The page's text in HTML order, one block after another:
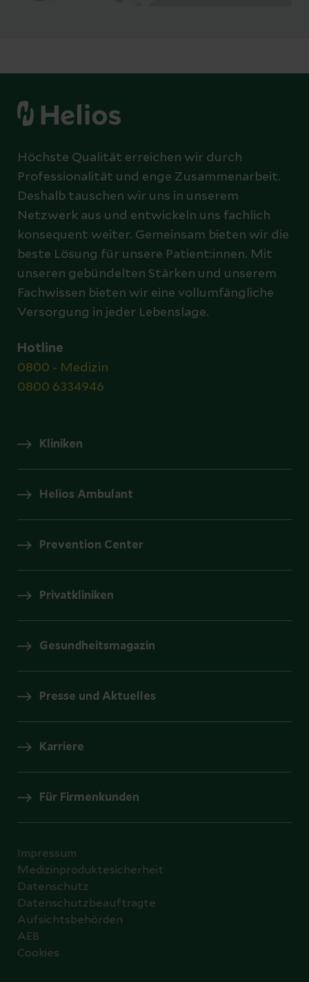
Höchste Qualität erreichen wir durch
Professionalität und enge Zusammenarbeit.
Deshalb tauschen wir uns in unserem
Netzwerk aus und entwickeln uns fachlich
konsequent weiter. Gemeinsam bieten wir die
beste Lösung für unsere Patient:innen. Mit
unseren gebündelten Stärken und unserem
Fachwissen bieten wir eine vollumfängliche
Versorgung in jeder Lebenslage.
Hotline
0800 - Medizin
0800 6334946
Kliniken
Helios Ambulant
Prevention Center
Privatkliniken
Gesundheitsmagazin
Presse und Aktuelles
Karriere
Für Firmenkunden
Impressum
Medizinproduktesicherheit
Datenschutz
Datenschutzbeauftragte
Aufsichtsbehörden
AEB
Cookies